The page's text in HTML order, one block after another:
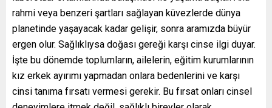
rahmi veya benzeri şartları sağlayan küvezlerde dünya
planetinde yaşayacak kadar gelişir, sonra aramızda büyür
ergen olur. Sağlıklıysa doğası gereği karşı cinse ilgi duyar.
İşte bu dönemde toplumların, ailelerin, eğitim kurumlarının
kız erkek ayırımı yapmadan onlara bedenlerini ve karşı
cinsi tanıma fırsatı vermesi gerekir. Bu fırsat onları cinsel